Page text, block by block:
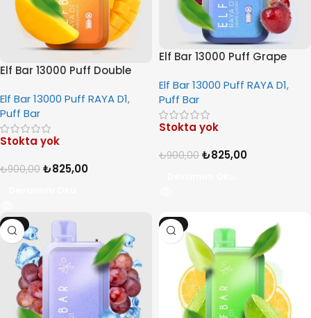
Elf Bar 13000 Puff Double
Elf Bar 13000 Puff RAYA D1,
Puff Bar
Stokta yok
₺900,00 ₺825,00
Elf Bar 13000 Puff Grape
Elf Bar 13000 Puff RAYA D1,
Puff Bar
Stokta yok
₺900,00 ₺825,00
-8% -8%